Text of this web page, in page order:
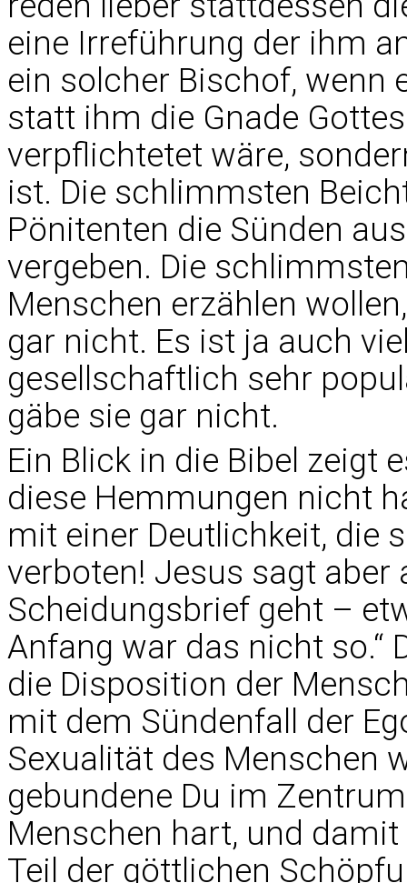
eine Irreführung der ihm
ein solcher Bischof, wenn
statt ihm die Gnade
verpflichtetet wäre,
ist. Die schlimmsten
Pönitenten die Sünden
vergeben. Die
Menschen erzählen
gar nicht. Es ist ja auch
gesellschaftlich sehr
gäbe sie gar nicht.
Ein Blick in die Bibel zeigt
diese Hemmungen nicht
mit einer Deutlichkeit, die
verboten! Jesus sagt aber
Scheidungsbrief geht –
Anfang war das nicht so.“
die Disposition der
mit dem Sündenfall der
Sexualität des Menschen
gebundene Du im
Menschen hart, und
Teil der göttlichen